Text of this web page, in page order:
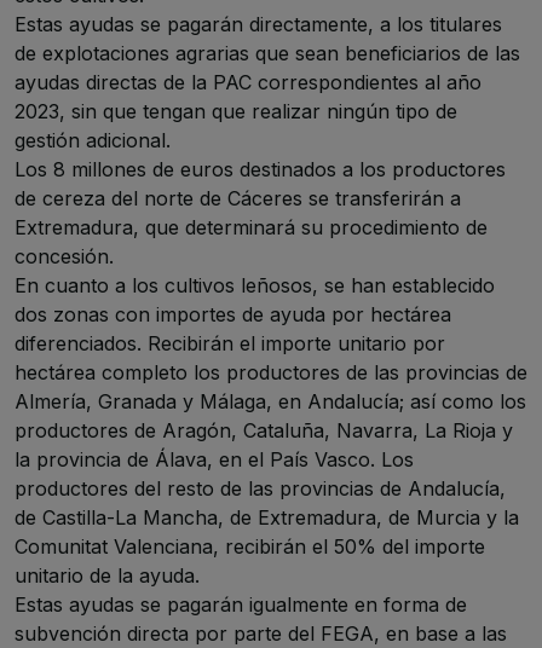
Estas ayudas se pagarán directamente, a los titulares
de explotaciones agrarias que sean beneficiarios de las
ayudas directas de la PAC correspondientes al año
2023, sin que tengan que realizar ningún tipo de
gestión adicional.
Los 8 millones de euros destinados a los productores
de cereza del norte de Cáceres se transferirán a
Extremadura, que determinará su procedimiento de
concesión.
En cuanto a los cultivos leñosos, se han establecido
dos zonas con importes de ayuda por hectárea
diferenciados. Recibirán el importe unitario por
hectárea completo los productores de las provincias de
Almería, Granada y Málaga, en Andalucía; así como los
productores de Aragón, Cataluña, Navarra, La Rioja y
la provincia de Álava, en el País Vasco. Los
productores del resto de las provincias de Andalucía,
de Castilla-La Mancha, de Extremadura, de Murcia y la
Comunitat Valenciana, recibirán el 50% del importe
unitario de la ayuda.
Estas ayudas se pagarán igualmente en forma de
subvención directa por parte del FEGA, en base a las